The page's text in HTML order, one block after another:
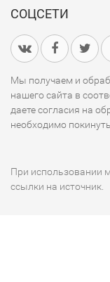
СОЦСЕТИ
Мы получаем и
нашего сайта в
даете согласия на
необходимо
При использовании
ссылки на источник.